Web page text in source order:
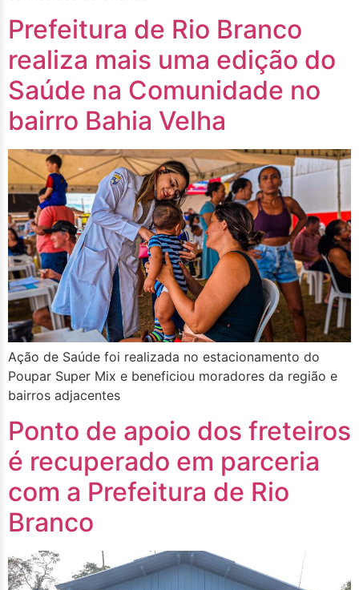
Prefeitura de Rio Branco
realiza mais uma edição do
Saúde na Comunidade no
bairro Bahia Velha
Ação de Saúde foi realizada no estacionamento do
Poupar Super Mix e beneficiou moradores da região e
bairros adjacentes
Ponto de apoio dos freteiros
é recuperado em parceria
com a Prefeitura de Rio
Branco